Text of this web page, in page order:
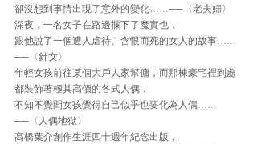
卻沒想到事情出現了意外的變化……──〈老夫婦〉
深夜，一名女子在路邊攔下了魔實也，
跟他說了一個遭人虐待、含恨而死的女人的故事……
──〈針女〉
年輕女孩前往某個大戶人家幫傭，而那棟豪宅裡到處
都裝飾著極其高價的各式人偶，
不知不覺間女孩覺得自己似乎也要化為人偶……
──〈人偶地獄〉
高橋葉介創作生涯四十週年紀念出版，